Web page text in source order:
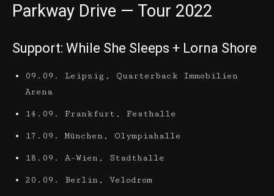
Parkway Drive — Tour 2022
Support: While She Sleeps + Lorna Shore
09.09. Leipzig, Quarterback Immobilien
Arena
14.09. Frankfurt, Festhalle
17.09. München, Olympiahalle
18.09. A-Wien, Stadthalle
20.09. Berlin, Velodrom